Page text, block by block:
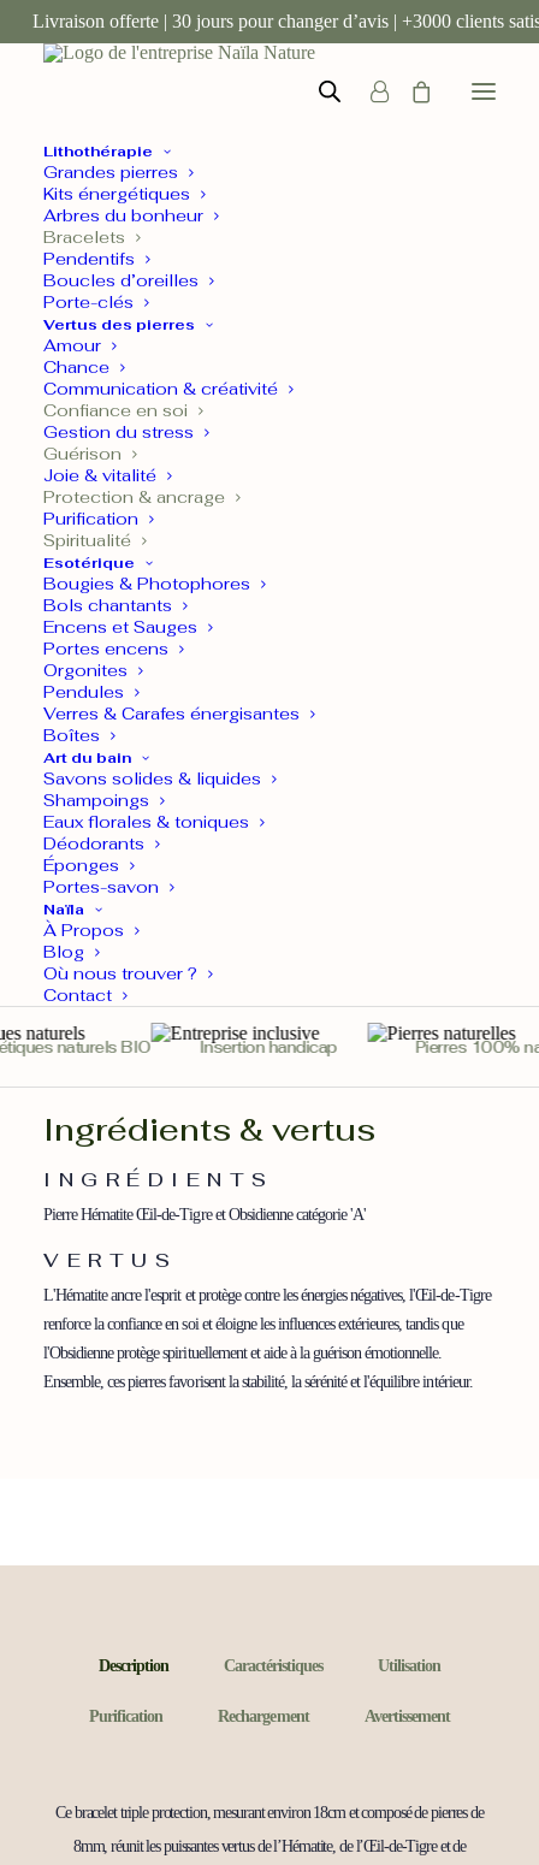
Livraison offerte | 30 jours pour changer d’avis | +3000 clients
Lithothérapie
Grandes pierres
Kits énergétiques
Arbres du bonheur
Bracelets
Pendentifs
Boucles d’oreilles
Porte-clés
Vertus des pierres
Amour
Chance
Communication & créativité
Confiance en soi
Gestion du stress
Guérison
Joie & vitalité
Protection & ancrage
Purification
Spiritualité
Esotérique
Bougies & Photophores
Bols chantants
Encens et Sauges
Portes encens
Orgonites
Pendules
Verres & Carafes énergisantes
Boîtes
Art du bain
Savons solides & liquides
Shampoings
Eaux florales & toniques
Déodorants
Éponges
Portes-savon
Naïla
À Propos
Blog
Où nous trouver ?
Contact
naturels BIO Insertion handicap Pierres 100%
Lithothérapie
Bracelet Triple Protection
Hématite ‘A’ perles 8 mm
RITUEL ONDES ET ÉNERGIES
15,00 € TTC
Force et sérénité
Ce bracelet triple protection, composé d’Hématite, d’Œil-de-Tigre et
d’Obsidienne, aide à renforcer la sécurité énergétique et l’équilibre intérieur. Ces
pierres travaillent ensemble pour protéger contre les énergies négatives, stimuler la
confiance en soi et favoriser la guérison émotionnelle, apportant ainsi force,
sérénité et bien-être.
En savoir plus
quantité
de
Bracelet
Triple
Protection
Hématite
8
mm
Livraison gratuite – 30 jours pour changer d’avis.
Pour toute commande avant 14h, expédition le jour même.
Ingrédients & vertus
INGRÉDIENTS
Pierre Hématite Œil-de-Tigre et Obsidienne catégorie 'A'
VERTUS
L'Hématite ancre l'esprit et protège contre les énergies négatives, l'Œil-de-Tigre
renforce la confiance en soi et éloigne les influences extérieures, tandis que
l'Obsidienne protège spirituellement et aide à la guérison émotionnelle.
Ensemble, ces pierres favorisent la stabilité, la sérénité et l'équilibre intérieur.
Description Caractéristiques Utilisation
Purification Rechargement Avertissement
Ce bracelet triple protection, mesurant environ 18cm et composé de pierres de
8mm, réunit les puissantes vertus de l’Hématite, de l’Œil-de-Tigre et de